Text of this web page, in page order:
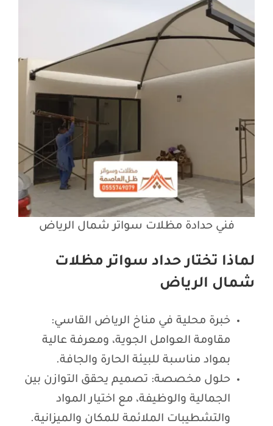
فني حدادة مظلات سواتر شمال الرياض
لماذا تختار حداد سواتر مظلات
شمال الرياض
خبرة محلية في مناخ الرياض القاسي:
مقاومة العوامل الجوية، ومعرفة عالية
بمواد مناسبة للبيئة الحارة والجافة.
حلول مخصصة: تصميم يحقق التوازن بين
الجمالية والوظيفة، مع اختيار المواد
والتشطيبات الملائمة للمكان والميزانية.